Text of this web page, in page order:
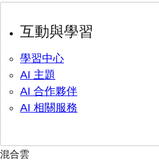
互動與學習
學習中心
AI 主題
AI 合作夥伴
AI 相關服務
混合雲